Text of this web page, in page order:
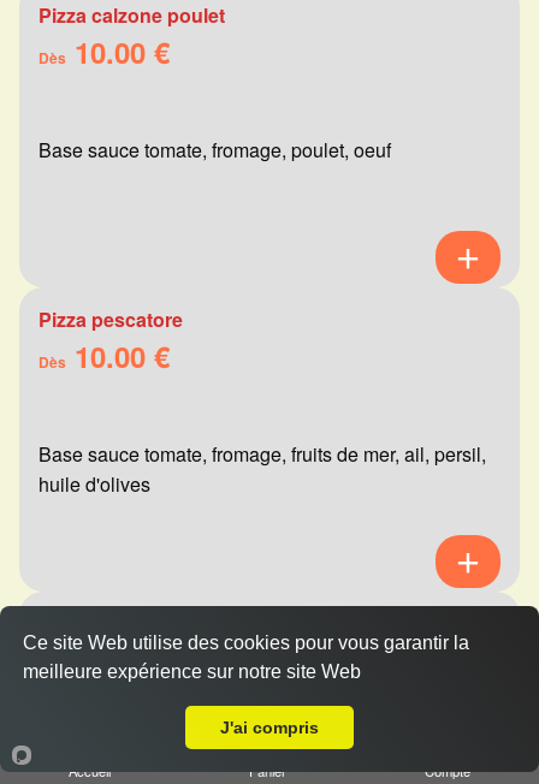
Pizza calzone poulet
Dès 10.00 €
Base sauce tomate, fromage, poulet, oeuf
Pizza pescatore
Dès 10.00 €
Base sauce tomate, fromage, fruits de mer, ail, persil,
huile d'olives
Dès10.00 €
Base sauce tomate, fromage, viande hachée,
Accueil Panier Compte
Ce site Web utilise des cookies pour vous garantir la
meilleure expérience sur notre site Web
J'ai compris